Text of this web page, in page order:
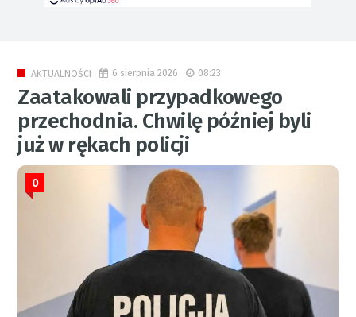
AKTUALNOŚCI 6 sierpnia 2026 08:23
Zaatakowali przypadkowego
przechodnia. Chwilę później byli
już w rękach policji
0